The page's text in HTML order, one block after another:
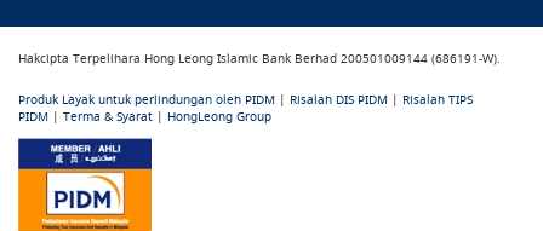
Hakcipta Terpelihara Hong Leong Islamic Bank Berhad 200501009144 (686191-W).
Produk Layak untuk perlindungan oleh PIDM | Risalah DIS PIDM | Risalah TIPS
PIDM | Terma & Syarat | HongLeong Group